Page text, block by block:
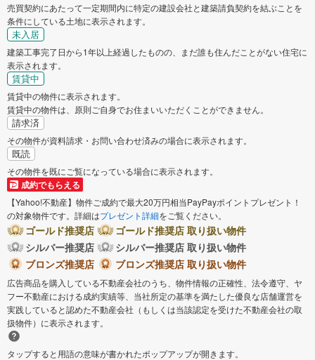
売買契約にあたって一定期間内に特定の建設会社と建築請負契約を結ぶことを
条件にしている土地に表示されます。
未入居
建築工事完了日から1年以上経過したものの、まだ誰も住んだことがない住宅に
表示されます。
賃貸中
賃貸中の物件に表示されます。
賃貸中の物件は、原則ご自身でお住まいいただくことができません。
請求済
その物件が資料請求・お問い合わせ済みの場合に表示されます。
既読
その物件を既にご覧になっている場合に表示されます。
成約でもらえる
【Yahoo!不動産】物件ご成約で最大20万円相当PayPayポイントプレゼント！
の対象物件です。詳細はプレゼント詳細をご覧ください。
ゴールド推奨店
ゴールド推奨店 取り扱い物件
シルバー推奨店
シルバー推奨店 取り扱い物件
ブロンズ推奨店
ブロンズ推奨店 取り扱い物件
広告商品を購入している不動産会社のうち、物件情報の正確性、法令遵守、ヤ
フー不動産における成約実績等、当社所定の基準を満たした優良な店舗運営を
実践していると認めた不動産会社（もしくは当該認定を受けた不動産会社の取
扱物件）に表示されます。
タップすると用語の意味が書かれたポップアップが開きます。